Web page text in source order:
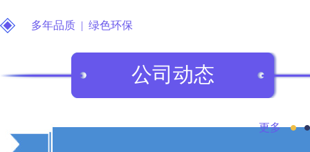
多年品质 | 绿色环保
公司动态
更多